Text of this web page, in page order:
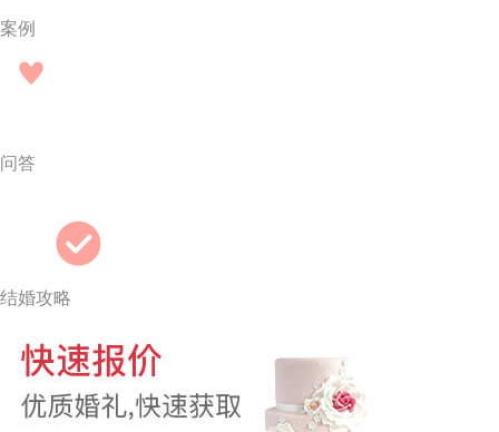
案例
问答
结婚攻略